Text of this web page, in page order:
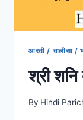
आरती / चालीसा /
श्री शनि
By Hindi